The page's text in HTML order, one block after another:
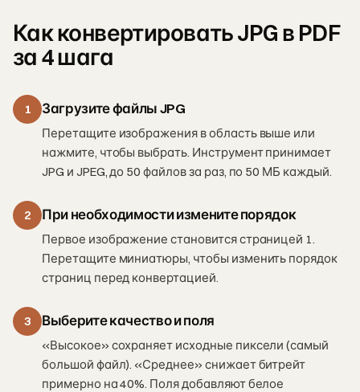
Как конвертировать JPG в PDF
за 4 шага
1 Загрузите файлы JPG
Перетащите изображения в область выше или
нажмите, чтобы выбрать. Инструмент принимает
JPG и JPEG, до 50 файлов за раз, по 50 МБ каждый.
2 При необходимости измените порядок
Первое изображение становится страницей 1.
Перетащите миниатюры, чтобы изменить порядок
страниц перед конвертацией.
3 Выберите качество и поля
«Высокое» сохраняет исходные пиксели (самый
большой файл). «Среднее» снижает битрейт
примерно на 40%. Поля добавляют белое